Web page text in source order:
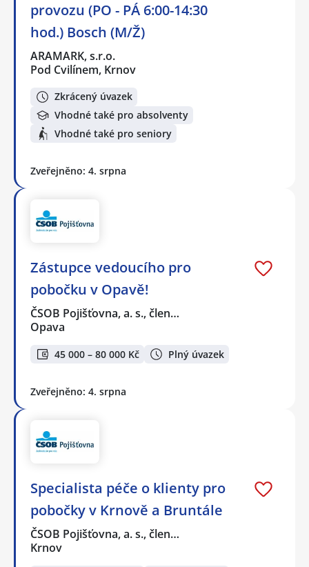
provozu (PO - PÁ 6:00-14:30
hod.) Bosch (M/Ž)
ARAMARK, s.r.o.
Pod Cvilínem, Krnov
Zkrácený úvazek
Vhodné také pro absolventy
Vhodné také pro seniory
Zveřejněno: 4. srpna
Zástupce vedoucího pro
pobočku v Opavě!
ČSOB Pojišťovna, a. s., člen…
Opava
45 000 – 80 000 Kč Plný úvazek
Zveřejněno: 4. srpna
Specialista péče o klienty pro
pobočky v Krnově a Bruntále
ČSOB Pojišťovna, a. s., člen…
Krnov